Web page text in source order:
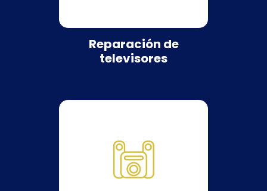
Reparación de
televisores